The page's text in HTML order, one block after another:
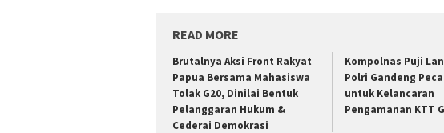
READ MORE
Brutalnya Aksi Front Rakyat
Papua Bersama Mahasiswa
Tolak G20, Dinilai Bentuk
Pelanggaran Hukum &
Cederai Demokrasi
Kompolnas Puji
Polri Gandeng
untuk Kelancaran
Pengamanan KTT